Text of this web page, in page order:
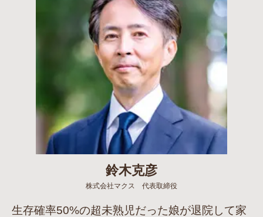
鈴木克彦
株式会社マクス 代表取締役
生存確率50%の超未熟児だった娘が退院して家